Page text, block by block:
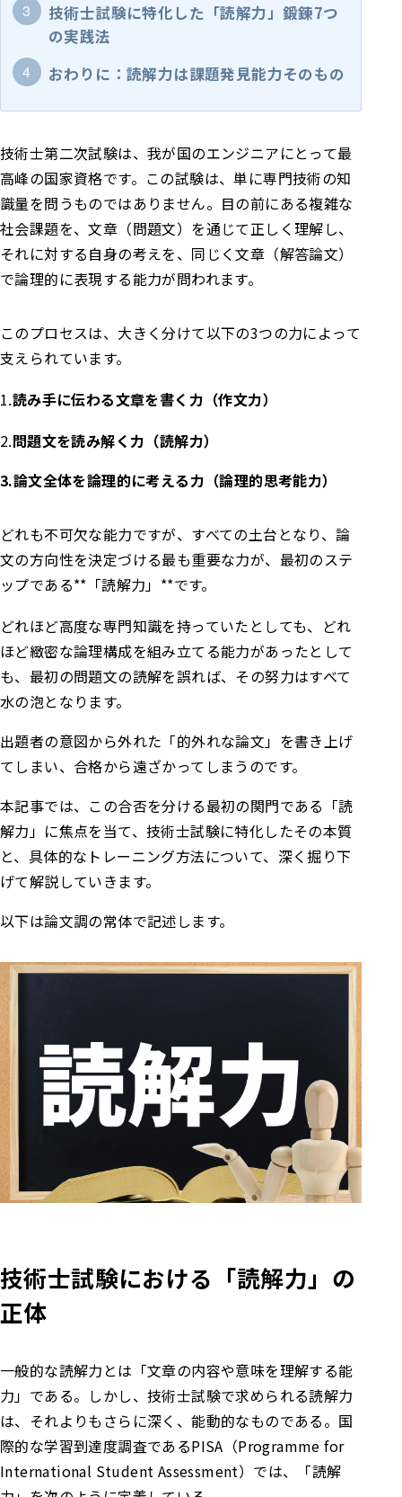
技術士試験に特化した「読解力」鍛錬7つ
の実践法
おわりに：読解力は課題発見能力そのもの
技術士第二次試験は、我が国のエンジニアにとって最
高峰の国家資格です。この試験は、単に専門技術の知
識量を問うものではありません。目の前にある複雑な
社会課題を、文章（問題文）を通じて正しく理解し、
それに対する自身の考えを、同じく文章（解答論文）
で論理的に表現する能力が問われます。
このプロセスは、大きく分けて以下の3つの力によって
支えられています。
1.読み手に伝わる文章を書く力（作文力）
2.問題文を読み解く力（読解力）
3.論文全体を論理的に考える力（論理的思考能力）
どれも不可欠な能力ですが、すべての土台となり、論
文の方向性を決定づける最も重要な力が、最初のステ
ップである**「読解力」**です。
どれほど高度な専門知識を持っていたとしても、どれ
ほど緻密な論理構成を組み立てる能力があったとして
も、最初の問題文の読解を誤れば、その努力はすべて
水の泡となります。
出題者の意図から外れた「的外れな論文」を書き上げ
てしまい、合格から遠ざかってしまうのです。
本記事では、この合否を分ける最初の関門である「読
解力」に焦点を当て、技術士試験に特化したその本質
と、具体的なトレーニング方法について、深く掘り下
げて解説していきます。
以下は論文調の常体で記述します。
技術士試験における「読解力」の
正体
一般的な読解力とは「文章の内容や意味を理解する能
力」である。しかし、技術士試験で求められる読解力
は、それよりもさらに深く、能動的なものである。 国
際的な学習到達度調査であるPISA（Programme for
International Student Assessment）では、「読解